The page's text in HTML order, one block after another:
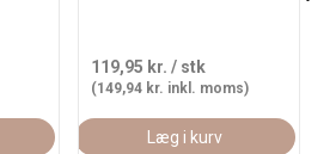
119,95 kr. / stk
(149,94 kr. inkl. moms)
Læg i kurv